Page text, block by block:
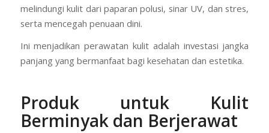
melindungi kulit dari paparan polusi, sinar UV, dan stres,
serta mencegah penuaan dini.
Ini menjadikan perawatan kulit adalah investasi jangka
panjang yang bermanfaat bagi kesehatan dan estetika.
Produk untuk Kulit
Berminyak dan Berjerawat